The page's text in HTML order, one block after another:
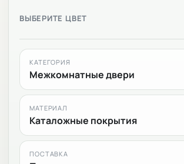
ВЫБЕРИТЕ ЦВЕТ
КАТЕГОРИЯ
Межкомнатные двери
МАТЕРИАЛ
Каталожные покрытия
ПОСТАВКА